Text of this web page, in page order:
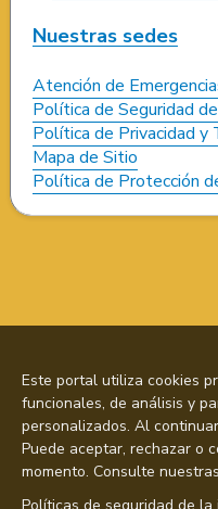
Nuestras sedes
Atención de
Política de Seguridad
Política de Privacidad y
Mapa de Sitio
Política de Protección
Este portal utiliza cookies
funcionales, de análisis y
personalizados. Al
Puede aceptar, rechazar o
momento. Consulte nuestras